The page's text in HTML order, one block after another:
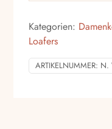
Kategorien:
Loafers
ARTIKELNUMMER: N.